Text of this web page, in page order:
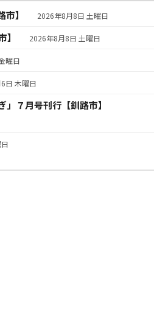
】 2026年8月8日 土曜日
2026年8月8日 土曜日
曜日
日 木曜日
７月号刊行【釧路市】